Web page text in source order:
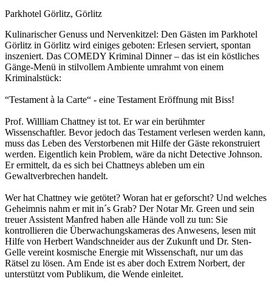
Parkhotel Görlitz, Görlitz
Kulinarischer Genuss und Nervenkitzel: Den Gästen im Parkhotel
Görlitz in Görlitz wird einiges geboten: Erlesen serviert, spontan
inszeniert. Das COMEDY Kriminal Dinner – das ist ein köstliches
Gänge-Menü in stilvollem Ambiente umrahmt von einem
Kriminalstück:
“Testament à la Carte“ - eine Testament Eröffnung mit Biss!
Prof. Willliam Chattney ist tot. Er war ein berühmter
Wissenschaftler. Bevor jedoch das Testament verlesen werden kann,
muss das Leben des Verstorbenen mit Hilfe der Gäste rekonstruiert
werden. Eigentlich kein Problem, wäre da nicht Detective Johnson.
Er ermittelt, da es sich bei Chattneys ableben um ein
Gewaltverbrechen handelt.
Wer hat Chattney wie getötet? Woran hat er geforscht? Und welches
Geheimnis nahm er mit in´s Grab? Der Notar Mr. Green und sein
treuer Assistent Manfred haben alle Hände voll zu tun: Sie
kontrollieren die Überwachungskameras des Anwesens, lesen mit
Hilfe von Herbert Wandschneider aus der Zukunft und Dr. Sten-
Gelle vereint kosmische Energie mit Wissenschaft, nur um das
Rätsel zu lösen. Am Ende ist es aber doch Extrem Norbert, der
unterstützt vom Publikum, die Wende einleitet.